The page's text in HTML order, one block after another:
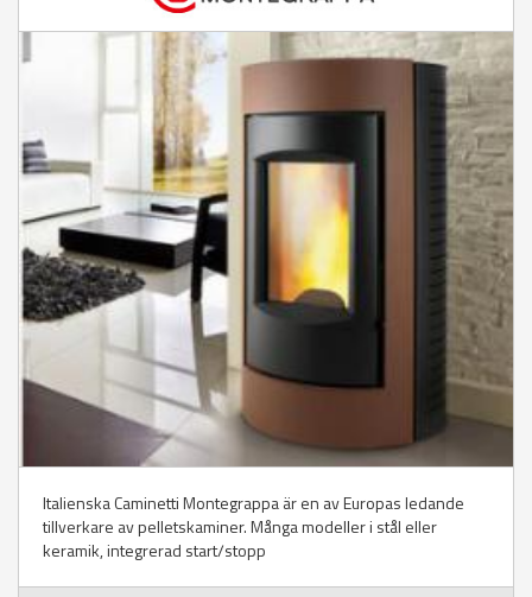
Italienska Caminetti Montegrappa är en av Europas ledande
tillverkare av pelletskaminer. Många modeller i stål eller
keramik, integrerad start/stopp